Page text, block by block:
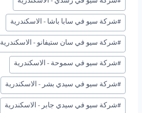
#شركة سيو في رشدي - الاسكندرية
#شركة سيو في سابا باشا - الاسكندرية
#شركة سيو في سان ستيفانو - الاسكندرية
#شركة سيو في سموحة - الاسكندرية
#شركة سيو في سيدي بشر - الاسكندرية
#شركة سيو في سيدي جابر - الاسكندرية